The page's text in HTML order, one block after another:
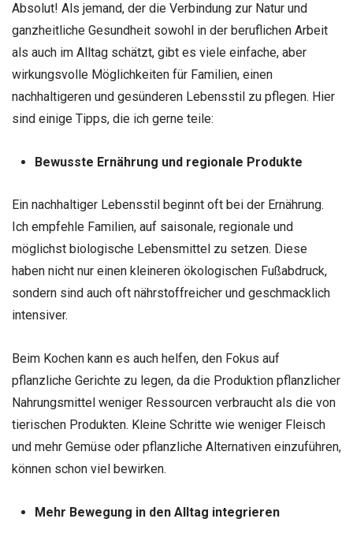
Absolut! Als jemand, der die Verbindung zur Natur und
ganzheitliche Gesundheit sowohl in der beruflichen Arbeit
als auch im Alltag schätzt, gibt es viele einfache, aber
wirkungsvolle Möglichkeiten für Familien, einen
nachhaltigeren und gesünderen Lebensstil zu pflegen. Hier
sind einige Tipps, die ich gerne teile:
Bewusste Ernährung und regionale Produkte
Ein nachhaltiger Lebensstil beginnt oft bei der Ernährung.
Ich empfehle Familien, auf saisonale, regionale und
möglichst biologische Lebensmittel zu setzen. Diese
haben nicht nur einen kleineren ökologischen Fußabdruck,
sondern sind auch oft nährstoffreicher und geschmacklich
intensiver.
Beim Kochen kann es auch helfen, den Fokus auf
pflanzliche Gerichte zu legen, da die Produktion pflanzlicher
Nahrungsmittel weniger Ressourcen verbraucht als die von
tierischen Produkten. Kleine Schritte wie weniger Fleisch
und mehr Gemüse oder pflanzliche Alternativen einzuführen,
können schon viel bewirken.
Mehr Bewegung in den Alltag integrieren